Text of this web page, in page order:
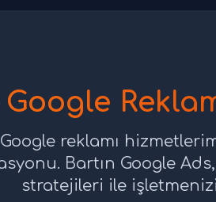
Google
reklamı
Bartın Google
stratejileri ile